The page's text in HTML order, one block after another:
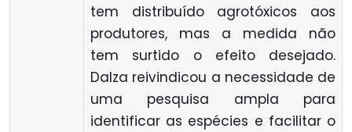
tem distribuído agrotóxicos aos
produtores, mas a medida não
tem surtido o efeito desejado.
Dalza reivindicou a necessidade de
uma pesquisa ampla para
identificar as espécies e facilitar o